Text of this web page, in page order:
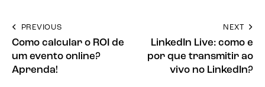
PREVIOUS
Como calcular o ROI de
um evento online?
Aprenda!
NEXT
LinkedIn Live: como e
por que transmitir ao
vivo no LinkedIn?